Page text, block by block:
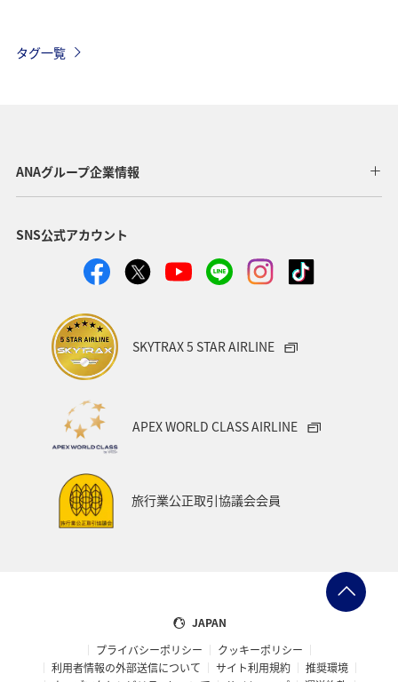
アメリカ・カナダ・中南米 スウェーデン スペイン
インドネシア
タグ一覧
ANAグループ企業情報
SNS公式アカウント
SKYTRAX 5 STAR AIRLINE
APEX WORLD CLASS AIRLINE
旅行業公正取引協議会会員
JAPAN
プライバシーポリシー
クッキーポリシー
利用者情報の外部送信について
サイト利用規約
推奨環境